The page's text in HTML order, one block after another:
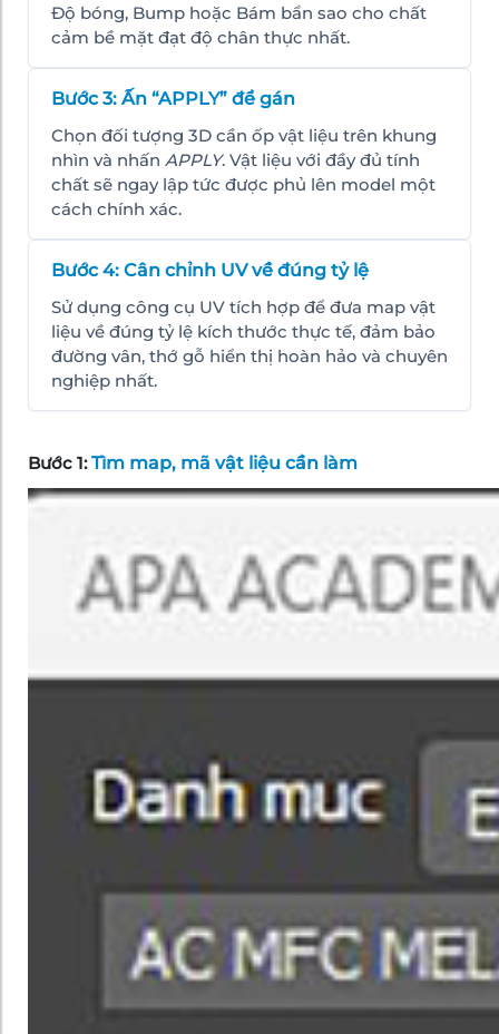
Độ bóng, Bump hoặc Bám bẩn sao cho chất
cảm bề mặt đạt độ chân thực nhất.
Bước 3: Ấn “APPLY” để gán
Chọn đối tượng 3D cần ốp vật liệu trên khung
nhìn và nhấn APPLY. Vật liệu với đầy đủ tính
chất sẽ ngay lập tức được phủ lên model một
cách chính xác.
Bước 4: Cân chỉnh UV về đúng tỷ lệ
Sử dụng công cụ UV tích hợp để đưa map vật
liệu về đúng tỷ lệ kích thước thực tế, đảm bảo
đường vân, thớ gỗ hiển thị hoàn hảo và chuyên
nghiệp nhất.
Bước 1:Tìm map, mã vật liệu cần làm